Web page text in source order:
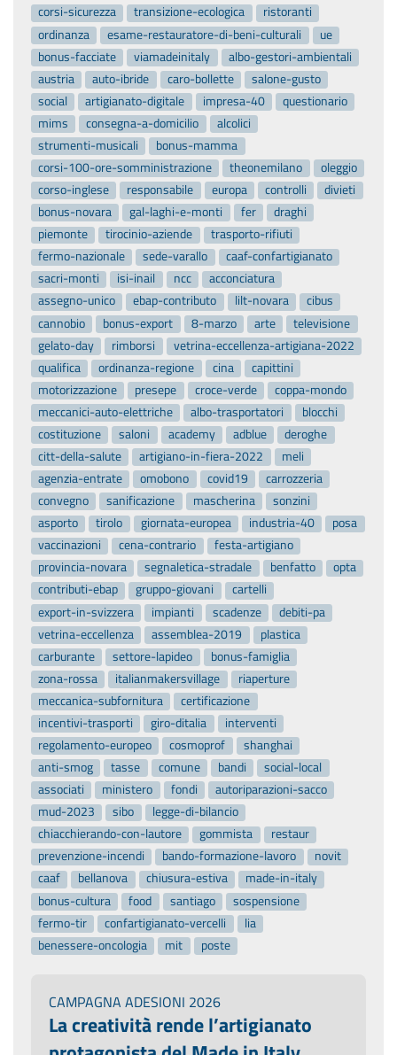
corsi-sicurezza
transizione-ecologica
ristoranti
ordinanza
esame-restauratore-di-beni-culturali
ue
bonus-facciate
viamadeinitaly
albo-gestori-ambientali
austria
auto-ibride caro-bollette
salone-gusto
social
artigianato-digitale impresa-40
questionario
mims
consegna-a-domicilio
alcolici
strumenti-musicali
bonus-mamma
corsi-100-ore-somministrazione
theonemilano
oleggio
corso-inglese
responsabile europa controlli
divieti
bonus-novara
gal-laghi-e-monti fer
draghi
piemonte
tirocinio-aziende
trasporto-rifiuti
fermo-nazionale
sede-varallo
caaf-confartigianato
sacri-monti
isi-inail ncc
acconciatura
assegno-unico
ebap-contributo lilt-novara
cibus
cannobio
bonus-export 8-marzo arte
televisione
gelato-day
rimborsi
vetrina-eccellenza-artigiana-2022
qualifica
ordinanza-regione cina
capittini
motorizzazione
presepe croce-verde
coppa-mondo
meccanici-auto-elettriche
albo-trasportatori
blocchi
costituzione
saloni academy adblue
deroghe
citt-della-salute
artigiano-in-fiera-2022
meli
agenzia-entrate
omobono covid19
carrozzeria
convegno
sanificazione mascherina
sonzini
asporto
tirolo giornata-europea industria-40
posa
vaccinazioni
cena-contrario
festa-artigiano
provincia-novara
segnaletica-stradale benfatto
opta
contributi-ebap
gruppo-giovani
cartelli
export-in-svizzera
impianti scadenze
debiti-pa
vetrina-eccellenza
assemblea-2019
plastica
carburante
settore-lapideo
bonus-famiglia
zona-rossa
italianmakersvillage
riaperture
meccanica-subfornitura
certificazione
incentivi-trasporti
giro-ditalia
interventi
regolamento-europeo
cosmoprof
shanghai
anti-smog
tasse comune bandi
social-local
associati
ministero fondi
autoriparazioni-sacco
mud-2023
sibo
legge-di-bilancio
chiacchierando-con-lautore
gommista
restaur
prevenzione-incendi
bando-formazione-lavoro
novit
caaf
bellanova chiusura-estiva
made-in-italy
bonus-cultura
food santiago
sospensione
fermo-tir
confartigianato-vercelli
lia
benessere-oncologia
mit poste
CAMPAGNA ADESIONI 2026
La creatività rende l’artigianato